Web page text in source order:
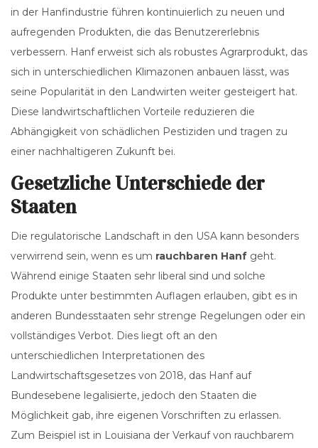
in der Hanfindustrie führen kontinuierlich zu neuen und
aufregenden Produkten, die das Benutzererlebnis
verbessern. Hanf erweist sich als robustes Agrarprodukt, das
sich in unterschiedlichen Klimazonen anbauen lässt, was
seine Popularität in den Landwirten weiter gesteigert hat.
Diese landwirtschaftlichen Vorteile reduzieren die
Abhängigkeit von schädlichen Pestiziden und tragen zu
einer nachhaltigeren Zukunft bei.
Gesetzliche Unterschiede der
Staaten
Die regulatorische Landschaft in den USA kann besonders
verwirrend sein, wenn es um rauchbaren Hanf geht.
Während einige Staaten sehr liberal sind und solche
Produkte unter bestimmten Auflagen erlauben, gibt es in
anderen Bundesstaaten sehr strenge Regelungen oder ein
vollständiges Verbot. Dies liegt oft an den
unterschiedlichen Interpretationen des
Landwirtschaftsgesetzes von 2018, das Hanf auf
Bundesebene legalisierte, jedoch den Staaten die
Möglichkeit gab, ihre eigenen Vorschriften zu erlassen.
Zum Beispiel ist in Louisiana der Verkauf von rauchbarem